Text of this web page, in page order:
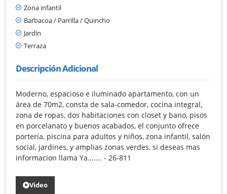
Zona infantil
Barbacoa / Parrilla / Quincho
Jardín
Terraza
Descripción Adicional
Moderno, espacioso e iluminado apartamento, con un
área de 70m2, consta de sala-comedor, cocina integral,
zona de ropas, dos habitaciones con closet y bano, pisos
en porcelanato y buenos acabados, el conjunto ofrece
portería, piscina para adultos y niños, zona infantil, salón
social, jardines, y amplias zonas verdes, si deseas mas
informacion llama Ya....... - 26-811
Video